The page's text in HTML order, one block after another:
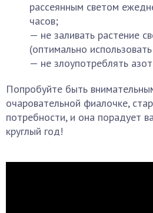
рассеянным светом
часов;
— не заливать растение
(оптимально
— не злоупотреблять
Попробуйте быть
очаровательной фиалочке,
потребности, и она порадует
круглый год!